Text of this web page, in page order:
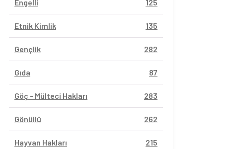
Engelli 125
Etnik Kimlik 135
Gençlik 282
Gıda 87
Göç - Mülteci Hakları 283
Gönüllü 262
Hayvan Hakları 215